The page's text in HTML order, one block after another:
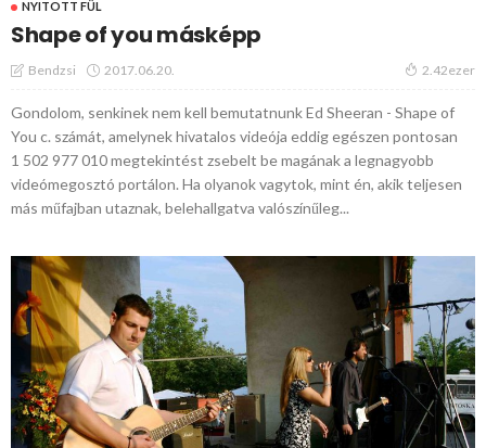
NYITOTT FÜL
Shape of you másképp
Bendzsi 2017.06.20. 2.42ezer
Gondolom, senkinek nem kell bemutatnunk Ed Sheeran - Shape of
You c. számát, amelynek hivatalos videója eddig egészen pontosan
1 502 977 010 megtekintést zsebelt be magának a legnagyobb
videómegosztó portálon. Ha olyanok vagytok, mint én, akik teljesen
más műfajban utaznak, belehallgatva valószínűleg...